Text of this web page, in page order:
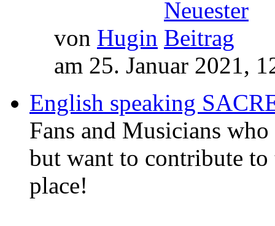
von Hugin
am 25. Januar 2021,
English speaking
Fans and Musicians
but want to contribute to
place!